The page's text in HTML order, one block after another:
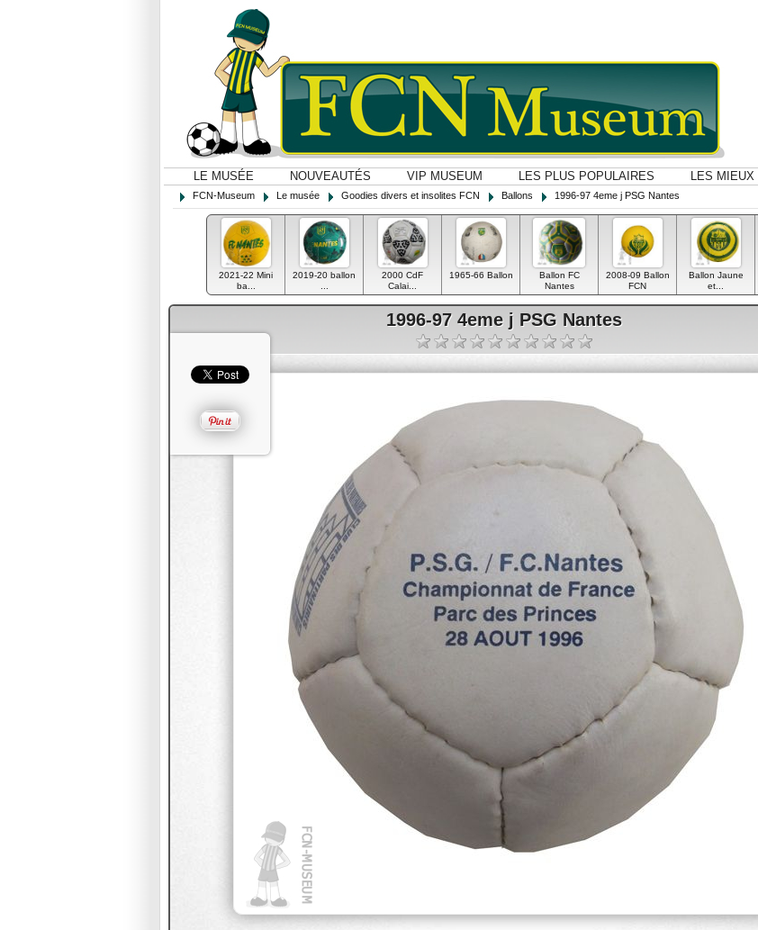
LE MUSÉE NOUVEAUTÉS VIP MUSEUM LES PLUS POPULAIRES LES MIEUX
FCN-Museum Le musée Goodies divers et insolites FCN Ballons 1996-97 4eme j PSG Nantes
2021-22 Mini
ba...
2019-20 ballon
2000 CdF
Calai...
1965-66 Ballon
Ballon FC
Nantes
2008-09 Ballon
FCN
Ballon Jaune
et...
1996-97 4eme j PSG Nantes